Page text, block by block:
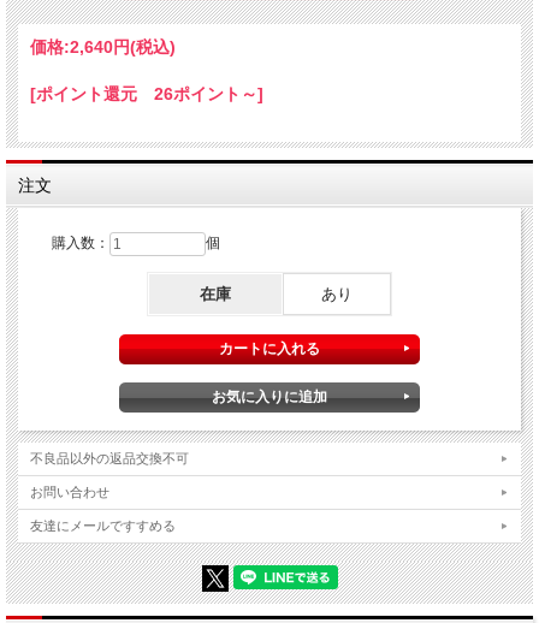
カトーによる入門編シリーズ第二弾。 コインマジック初心者向けの技法レ
基本的な技法から始まり、「これだけは覚えておいて欲しい」という、実践
で必要なテクニックを余す処なく収録。 また、それらのテクニックを使うコ
●パームとは？
●フィンガーパーム
●フィンガーチップレストポジション
●クラシックパーム
●バニッシュとは？
●フレンチドロップ
●トスバニッシュ
●リテンションバニッシュ
●クリップスティール
価格:2,640円(税込)
[ポイント還元 26ポイント～]
注文
購入数： 個
在庫 あり
不良品以外の返品交換不可
お問い合わせ
友達にメールですすめる